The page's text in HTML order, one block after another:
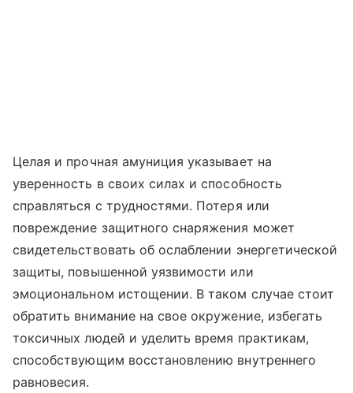
Целая и прочная амуниция указывает на
уверенность в своих силах и способность
справляться с трудностями. Потеря или
повреждение защитного снаряжения может
свидетельствовать об ослаблении энергетической
защиты, повышенной уязвимости или
эмоциональном истощении. В таком случае стоит
обратить внимание на свое окружение, избегать
токсичных людей и уделить время практикам,
способствующим восстановлению внутреннего
равновесия.